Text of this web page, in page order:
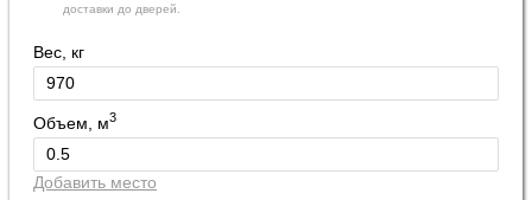
доставки до дверей.
Вес, кг
Объем, м3
Добавить место